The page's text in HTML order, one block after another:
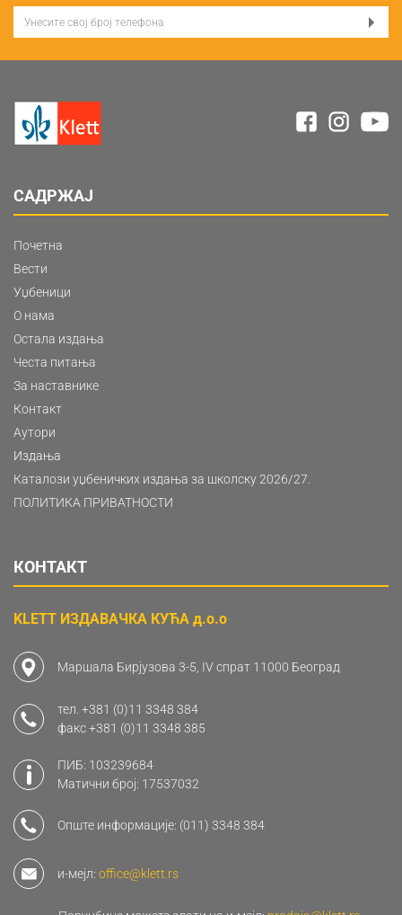
САДРЖАЈ
Почетна
Вести
Уџбеници
О нама
Остала издања
Честа питања
За наставнике
Контакт
Аутори
Издања
Каталози уџбеничких издања за школску 2026/27.
ПОЛИТИКА ПРИВАТНОСТИ
КОНТАКТ
KLETT ИЗДАВАЧКА КУЋА д.о.о
Маршала Бирјузова 3-5, IV спрат 11000 Београд
тел. +381 (0)11 3348 384
факс+381 (0)11 3348 385
ПИБ: 103239684
Матични број: 17537032
Опште информације: (011) 3348 384
и-мејл: office@klett.rs